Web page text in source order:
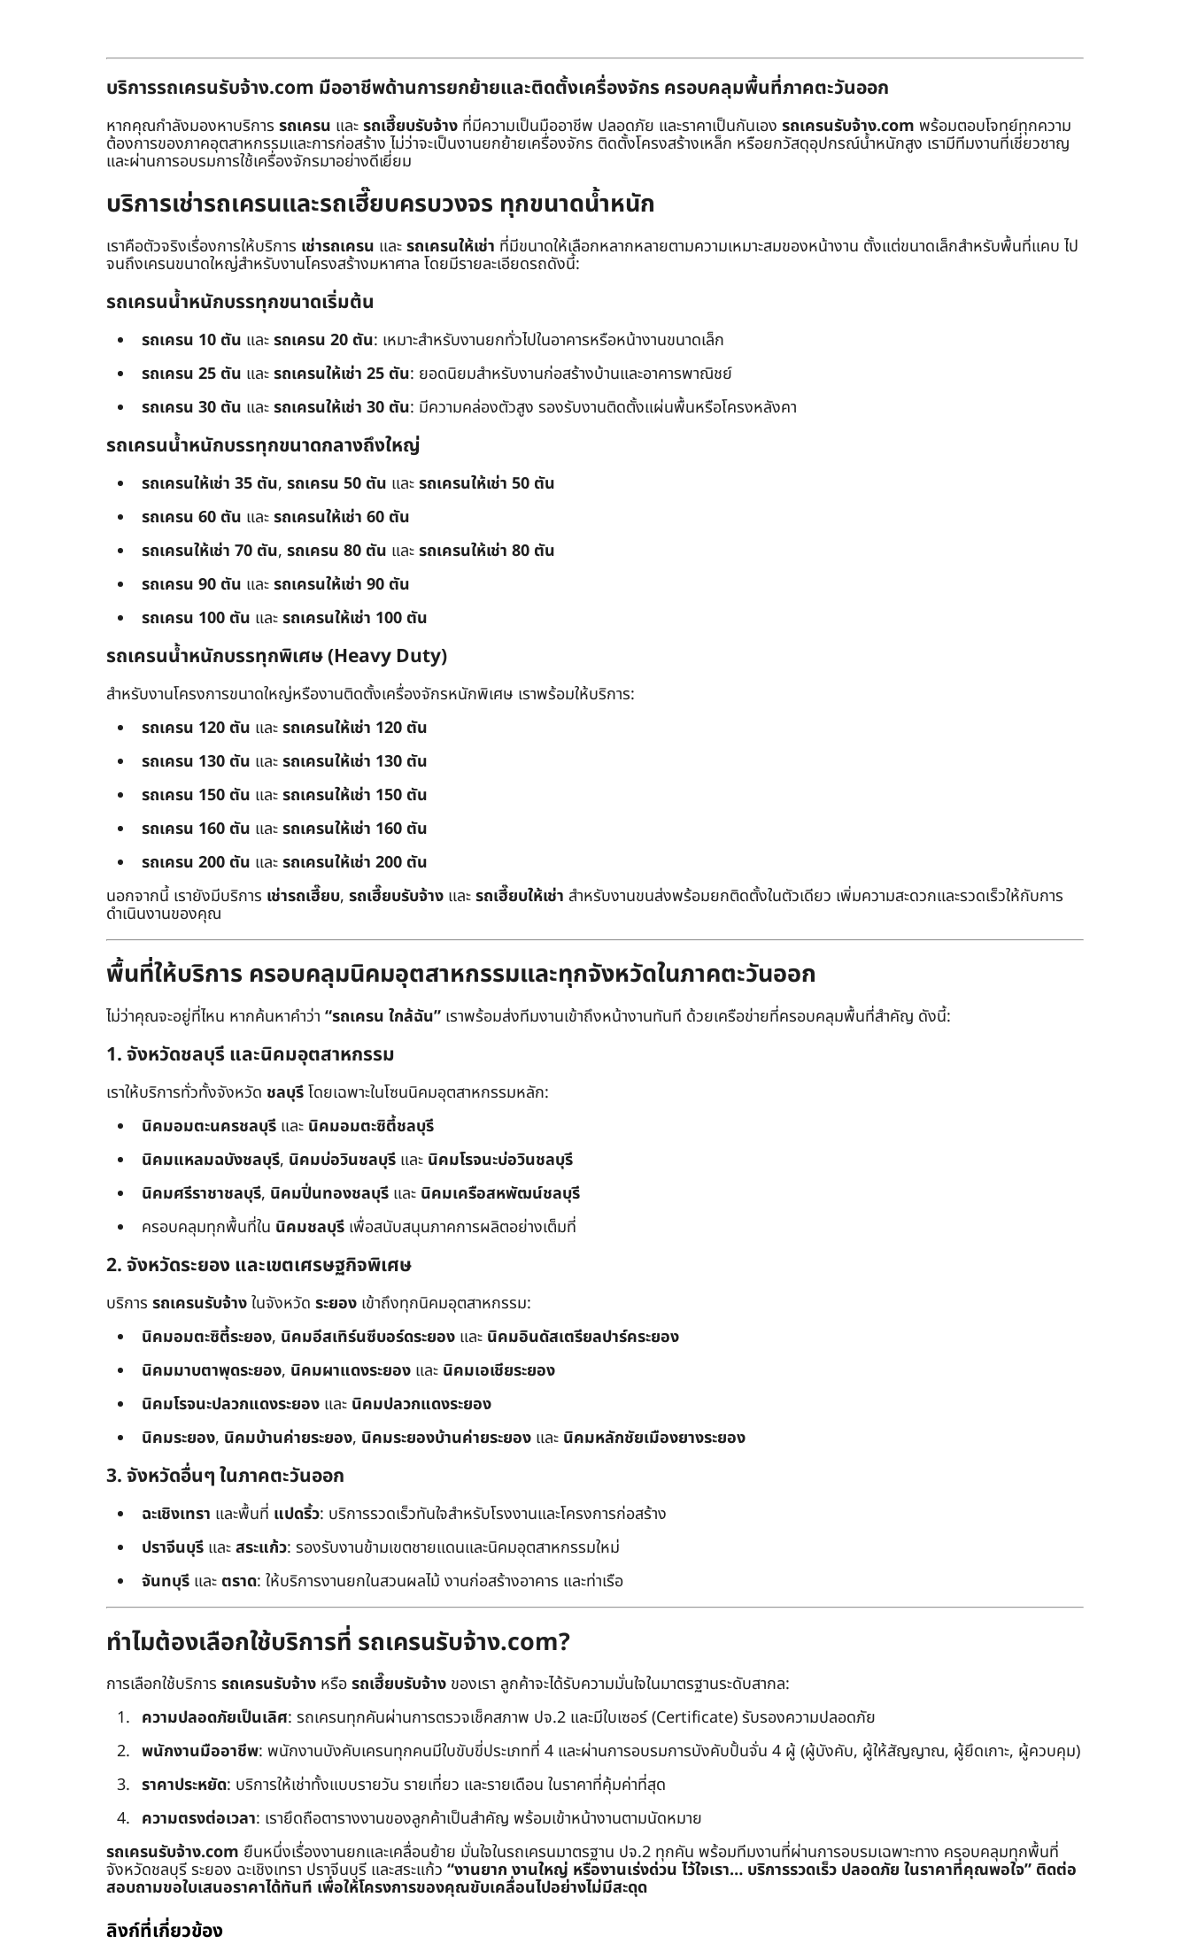
บริการรถเครนรับจ้าง.com มืออาชีพด้านการยกย้ายและติดตั้งเครื่องจักร ครอบคลุมพื้นที่ภาคตะวันออก
หากคุณกำลังมองหาบริการ รถเครน และรถเฮี๊ยบรับจ้าง ที่มีความเป็นมืออาชีพ ปลอดภัย และราคาเป็นกันเอง รถเครนรับจ้าง.com พร้อมตอบโจทย์ทุกความ
ต้องการของภาคอุตสาหกรรมและการก่อสร้าง ไม่ว่าจะเป็นงานยกย้ายเครื่องจักร ติดตั้งโครงสร้างเหล็ก หรือยกวัสดุอุปกรณ์น้ำหนักสูง เรามีทีมงานที่เชี่ยวชาญ
และผ่านการอบรมการใช้เครื่องจักรมาอย่างดีเยี่ยม
บริการเช่ารถเครนและรถเฮี๊ยบครบวงจร ทุกขนาดน้ำหนัก
เราคือตัวจริงเรื่องการให้บริการ เช่ารถเครน และรถเครนให้เช่า ที่มีขนาดให้เลือกหลากหลายตามความเหมาะสมของหน้างาน ตั้งแต่ขนาดเล็กสำหรับพื้นที่แคบ ไป
จนถึงเครนขนาดใหญ่สำหรับงานโครงสร้างมหาศาล โดยมีรายละเอียดรถดังนี้:
รถเครนน้ำหนักบรรทุกขนาดเริ่มต้น
รถเครน 10 ตัน และรถเครน 20 ตัน: เหมาะสำหรับงานยกทั่วไปในอาคารหรือหน้างานขนาดเล็ก
รถเครน 25 ตัน และรถเครนให้เช่า 25 ตัน: ยอดนิยมสำหรับงานก่อสร้างบ้านและอาคารพาณิชย์
รถเครน 30 ตัน และรถเครนให้เช่า 30 ตัน: มีความคล่องตัวสูง รองรับงานติดตั้งแผ่นพื้นหรือโครงหลังคา
รถเครนน้ำหนักบรรทุกขนาดกลางถึงใหญ่
รถเครนให้เช่า 35 ตัน, รถเครน 50 ตัน และรถเครนให้เช่า 50 ตัน
รถเครน 60 ตัน และรถเครนให้เช่า 60 ตัน
รถเครนให้เช่า 70 ตัน, รถเครน 80 ตัน และรถเครนให้เช่า 80 ตัน
รถเครน 90 ตัน และรถเครนให้เช่า 90 ตัน
รถเครน 100 ตัน และรถเครนให้เช่า 100 ตัน
รถเครนน้ำหนักบรรทุกพิเศษ (Heavy Duty)
สำหรับงานโครงการขนาดใหญ่หรืองานติดตั้งเครื่องจักรหนักพิเศษ เราพร้อมให้บริการ:
รถเครน 120 ตัน และรถเครนให้เช่า 120 ตัน
รถเครน 130 ตัน และรถเครนให้เช่า 130 ตัน
รถเครน 150 ตัน และรถเครนให้เช่า 150 ตัน
รถเครน 160 ตัน และรถเครนให้เช่า 160 ตัน
รถเครน 200 ตัน และรถเครนให้เช่า 200 ตัน
นอกจากนี้ เรายังมีบริการ เช่ารถเฮี๊ยบ, รถเฮี๊ยบรับจ้าง และรถเฮี๊ยบให้เช่า สำหรับงานขนส่งพร้อมยกติดตั้งในตัวเดียว เพิ่มความสะดวกและรวดเร็วให้กับการ
ดำเนินงานของคุณ
พื้นที่ให้บริการ ครอบคลุมนิคมอุตสาหกรรมและทุกจังหวัดในภาคตะวันออก
ไม่ว่าคุณจะอยู่ที่ไหน หากค้นหาคำว่า “รถเครน ใกล้ฉัน” เราพร้อมส่งทีมงานเข้าถึงหน้างานทันที ด้วยเครือข่ายที่ครอบคลุมพื้นที่สำคัญ ดังนี้:
1. จังหวัดชลบุรี และนิคมอุตสาหกรรม
เราให้บริการทั่วทั้งจังหวัด ชลบุรีโดยเฉพาะในโซนนิคมอุตสาหกรรมหลัก:
นิคมอมตะนครชลบุรี และ นิคมอมตะซิตี้ชลบุรี
นิคมแหลมฉบังชลบุรี, นิคมบ่อวินชลบุรี และ นิคมโรจนะบ่อวินชลบุรี
นิคมศรีราชาชลบุรี, นิคมปิ่นทองชลบุรี และ นิคมเครือสหพัฒน์ชลบุรี
ครอบคลุมทุกพื้นที่ใน นิคมชลบุรี เพื่อสนับสนุนภาคการผลิตอย่างเต็มที่
2. จังหวัดระยอง และเขตเศรษฐกิจพิเศษ
บริการ รถเครนรับจ้างในจังหวัด ระยอง เข้าถึงทุกนิคมอุตสาหกรรม:
นิคมอมตะซิตี้ระยอง, นิคมอีสเทิร์นซีบอร์ดระยอง และ นิคมอินดัสเตรียลปาร์คระยอง
นิคมมาบตาพุดระยอง, นิคมผาแดงระยอง และ นิคมเอเชียระยอง
นิคมโรจนะปลวกแดงระยอง และ นิคมปลวกแดงระยอง
นิคมระยอง, นิคมบ้านค่ายระยอง, นิคมระยองบ้านค่ายระยอง และ นิคมหลักชัยเมืองยางระยอง
3. จังหวัดอื่นๆ ในภาคตะวันออก
ฉะเชิงเทรา และพื้นที่ แปดริ้ว: บริการรวดเร็วทันใจสำหรับโรงงานและโครงการก่อสร้าง
ปราจีนบุรี และสระแก้ว: รองรับงานข้ามเขตชายแดนและนิคมอุตสาหกรรมใหม่
จันทบุรี และ ตราด: ให้บริการงานยกในสวนผลไม้ งานก่อสร้างอาคาร และท่าเรือ
ทำไมต้องเลือกใช้บริการที่ รถเครนรับจ้าง.com?
การเลือกใช้บริการ รถเครนรับจ้าง หรือรถเฮี๊ยบรับจ้าง ของเรา ลูกค้าจะได้รับความมั่นใจในมาตรฐานระดับสากล:
ความปลอดภัยเป็นเลิศ: รถเครนทุกคันผ่านการตรวจเช็คสภาพ ปจ.2 และมีใบเซอร์ (Certificate) รับรองความปลอดภัย
พนักงานมืออาชีพ: พนักงานบังคับเครนทุกคนมีใบขับขี่ประเภทที่ 4 และผ่านการอบรมการบังคับปั้นจั่น 4 ผู้ (ผู้บังคับ, ผู้ให้สัญญาณ, ผู้ยึดเกาะ, ผู้ควบคุม)
ราคาประหยัด: บริการให้เช่าทั้งแบบรายวัน รายเที่ยว และรายเดือน ในราคาที่คุ้มค่าที่สุด
ความตรงต่อเวลา: เรายึดถือตารางงานของลูกค้าเป็นสำคัญ พร้อมเข้าหน้างานตามนัดหมาย
รถเครนรับจ้าง.com ยืนหนึ่งเรื่องงานยกและเคลื่อนย้าย มั่นใจในรถเครนมาตรฐาน ปจ.2 ทุกคัน พร้อมทีมงานที่ผ่านการอบรมเฉพาะทาง ครอบคลุมทุกพื้นที่
จังหวัดชลบุรี ระยอง ฉะเชิงเทรา ปราจีนบุรี และสระแก้ว “งานยาก งานใหญ่ หรืองานเร่งด่วน ไว้ใจเรา… บริการรวดเร็ว ปลอดภัย ในราคาที่คุณพอใจ” ติดต่อ
สอบถามขอใบเสนอราคาได้ทันที เพื่อให้โครงการของคุณขับเคลื่อนไปอย่างไม่มีสะดุด
ลิงก์ที่เกี่ยวข้อง